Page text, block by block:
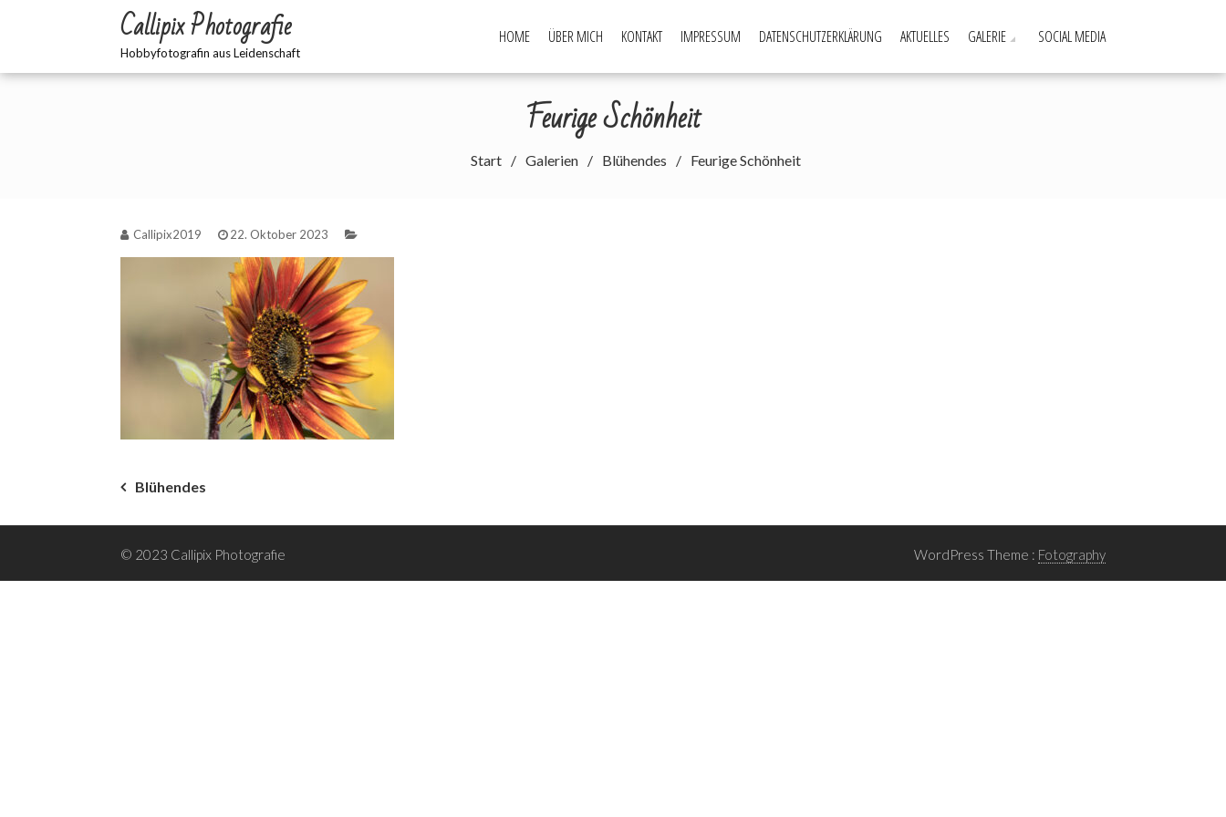
Callipix Photografie
Hobbyfotografin aus Leidenschaft
HOME ÜBER MICH KONTAKT IMPRESSUM DATENSCHUTZERKLÄRUNG AKTUELLES GALERIE SOCIAL MEDIA
Feurige Schönheit
Start Galerien Blühendes Feurige Schönheit
Callipix2019 22. Oktober 2023
Beitragsnavigation
Blühendes
© 2023 Callipix Photografie WordPress Theme : Fotography